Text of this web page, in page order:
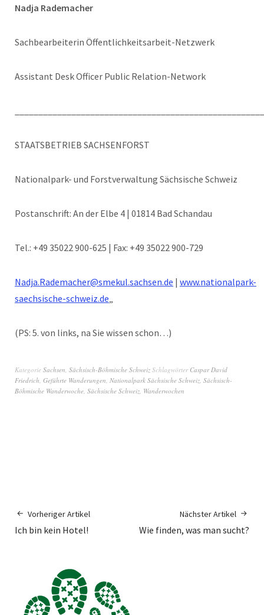
Nadja Rademacher
Sachbearbeiterin Öffentlichkeitsarbeit-Netzwerk
Assistant Desk Officer Public Relation-Network
STAATSBETRIEB SACHSENFORST
Nationalpark- und Forstverwaltung Sächsische Schweiz
Postanschrift: An der Elbe 4 | 01814 Bad Schandau
Tel.: +49 35022 900-625 | Fax: +49 35022 900-729
Nadja.Rademacher@smekul.sachsen.de | www.nationalpark-
saechsische-schweiz.de
(PS: 5. von links, na Sie wissen schon…)
Kategorie Sachsen Sächsisch-Böhmische Schweiz Schlagwörter Caspar David
Friedrich Geführte Wanderungen Nationalpark Sächsische Schweiz Sächsisch-
Böhmische Wanderwoche Sächsische Schweiz Wanderwochen
Vorheriger Artikel
Ich bin kein Hotel!
Nächster Artikel
Wie finden, was man sucht?